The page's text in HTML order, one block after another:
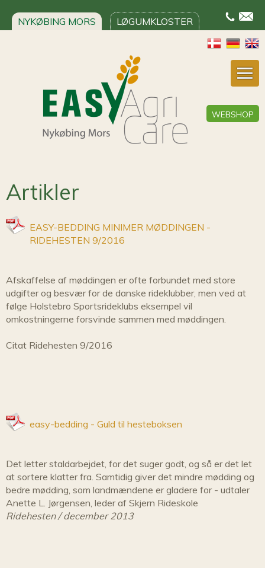
NYKØBING MORS LØGUMKLOSTER
WEBSHOP
Artikler
EASY-BEDDING MINIMER MØDDINGEN -
RIDEHESTEN 9/2016
Afskaffelse af møddingen er ofte forbundet med store
udgifter og besvær for de danske rideklubber, men ved at
følge Holstebro Sportsrideklubs eksempel vil
omkostningerne forsvinde sammen med møddingen.
Citat Ridehesten 9/2016
easy-bedding - Guld til hesteboksen
Det letter staldarbejdet, for det suger godt, og så er det let
at sortere klatter fra. Samtidig giver det mindre mødding og
bedre mødding, som landmændene er gladere for - udtaler
Anette L. Jørgensen, leder af Skjern Rideskole
Ridehesten / december 2013